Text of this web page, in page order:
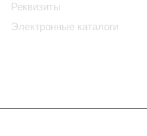
Реквизиты
Электронные каталоги